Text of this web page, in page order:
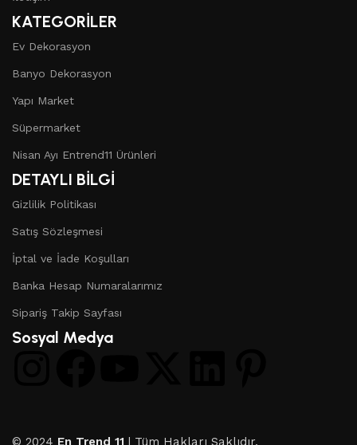
KATEGORİLER
Ev Dekorasyon
Banyo Dekorasyon
Yapı Market
Süpermarket
Nisan Ayı Entrend11 Ürünleri
DETAYLI BİLGİ
Gizlilik Politikası
Satış Sözleşmesi
İptal ve İade Koşulları
Banka Hesap Numaralarımız
Sipariş Takip Sayfası
Sosyal Medya
© 2024 En Trend 11 | Tüm Hakları Saklıdır.